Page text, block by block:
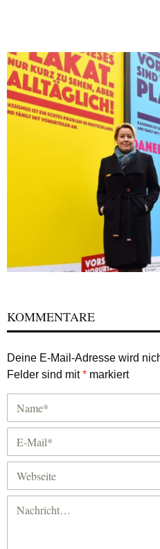
KOMMENTARE
Deine E-Mail-Adresse wird
Felder sind mit* markiert